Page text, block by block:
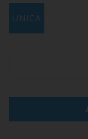
UNICA